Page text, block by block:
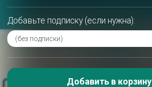
Добавьте подписку (если нужна):
Добавить в корзину